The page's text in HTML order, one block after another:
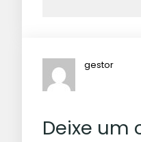
gestor
Deixe um